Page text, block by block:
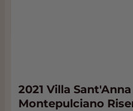
2021 Villa
Montepulciano